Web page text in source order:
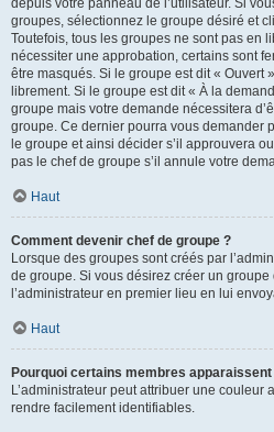
depuis votre panneau de l’utilisateur. Si
groupes, sélectionnez le groupe désiré et
Toutefois, tous les groupes ne sont pas en
nécessiter une approbation, certains sont
être masqués. Si le groupe est dit « Ouvert
librement. Si le groupe est dit « À la
groupe mais votre demande nécessitera
groupe. Ce dernier pourra vous demander
le groupe et ainsi décider s’il approuvera
pas le chef de groupe s’il annule votre
Haut
Comment devenir chef de groupe ?
Lorsque des groupes sont créés par
de groupe. Si vous désirez créer un groupe
l’administrateur en premier lieu en lui
Haut
Pourquoi certains membres
L’administrateur peut attribuer une couleur
rendre facilement identifiables.